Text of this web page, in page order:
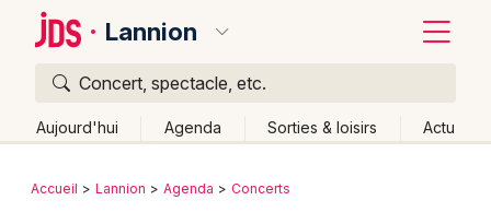
Lannion
Concert, spectacle, etc.
Aujourd'hui Agenda Sorties & loisirs Actu
Publier un événement
Retour
Accueil Lannion Agenda Concerts
Quoi ?
Où ?